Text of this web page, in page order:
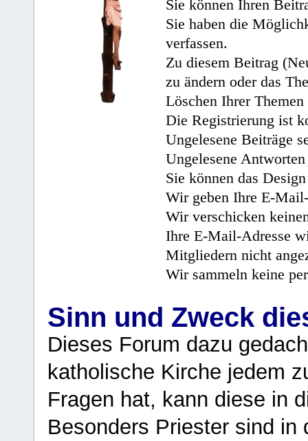
Sie können Ihren
Sie haben die
verfassen.
Zu diesem Beitrag
zu ändern oder das
Löschen Ihrer
Die Registrierung ist
Ungelesene Beiträge
Ungelesene
Sie können das
Wir geben Ihre E-
Wir verschicken
Ihre E-Mail-Adresse
Mitgliedern nicht
Wir sammeln keine
Sinn und Zweck
Dieses Forum dazu
katholische Kirche jedem
Fragen hat, kann diese in
Besonders Priester sind in